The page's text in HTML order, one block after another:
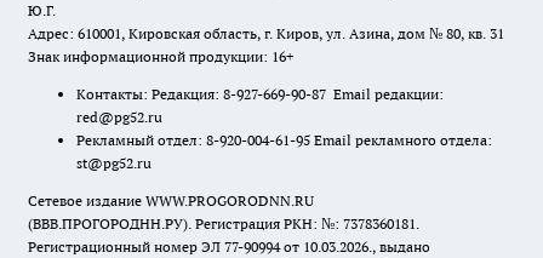
Ю.Г.
Адрес: 610001, Кировская область, г. Киров, ул. Азина, дом № 80, кв. 31
Знак информационной продукции: 16+
Контакты: Редакция: 8-927-669-90-87 Email редакции:
red@pg52.ru
Рекламный отдел: 8-920-004-61-95 Email рекламного отдела:
st@pg52.ru
Сетевое издание WWW.PROGORODNN.RU
(ВВВ.ПРОГОРОДНН.РУ). Регистрация РКН: №: 7378360181.
Регистрационный номер ЭЛ 77-90994 от 10.03.2026., выдано